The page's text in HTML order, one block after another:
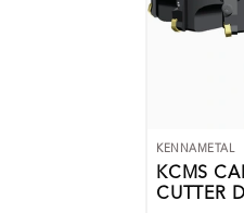
KENNAMETAL
KCMS
CUTTER